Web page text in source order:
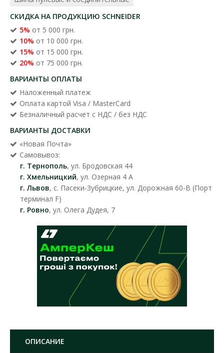
СКИДКА НА ПРОДУКЦИЮ SCHNEIDER
5% от 5 000 грн.
10% от 10 000 грн.
15% от 15 000 грн.
20% от 75 000 грн.
ВАРИАНТЫ ОПЛАТЫ
Наложенный платеж
Оплата картой Visa / MasterCard
Безналичный расчет с НДС / без НДС
ВАРИАНТЫ ДОСТАВКИ
«Новая Почта»
Самовывоз:
г. Тернополь, ул. Бродовская 44
г. Хмельницкий, ул. Озерная 4 А
г. Львов, с. Пасеки-Зубрицкие, ул. Дорожная 60-В (Порт
терминал F)
г. Ровно, ул. Олега Дудея, 7
ОПИСАНИЕ